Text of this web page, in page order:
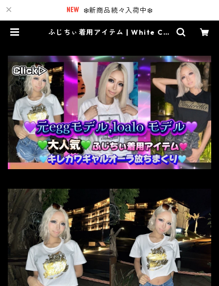
❄️新商品続々入荷中❄️
ふじちぃ着用アイテム | White Cin